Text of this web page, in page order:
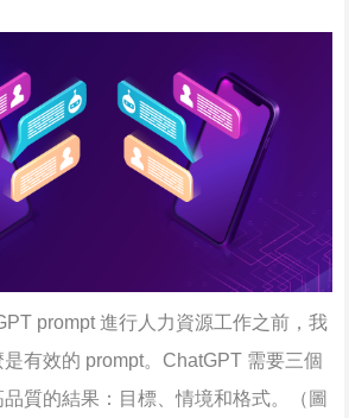
prompt 進行人力資源工作之前，我
有效的 prompt。ChatGPT 需要三個
質的結果：目標、情境和格式。（圖